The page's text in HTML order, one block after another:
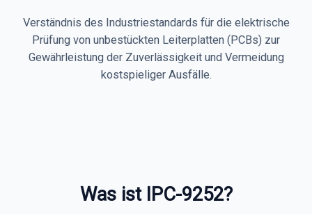
Verständnis des Industriestandards für die elektrische
Prüfung von unbestückten Leiterplatten (PCBs) zur
Gewährleistung der Zuverlässigkeit und Vermeidung
kostspieliger Ausfälle.
Was ist IPC-9252?